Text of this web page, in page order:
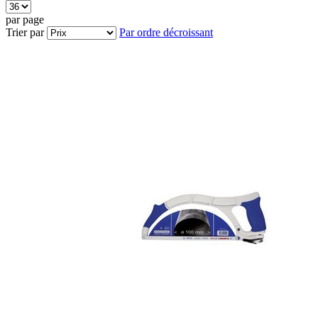
par page
Trier par
Par ordre décroissant